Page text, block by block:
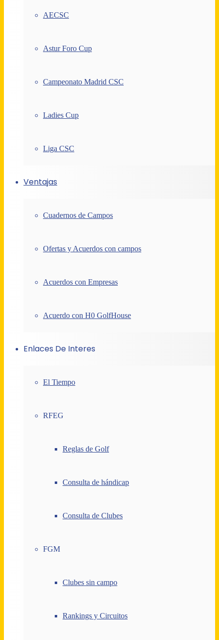
AECSC
Astur Foro Cup
Campeonato Madrid CSC
Ladies Cup
Liga CSC
Ventajas
Cuadernos de Campos
Ofertas y Acuerdos con campos
Acuerdos con Empresas
Acuerdo con H0 GolfHouse
Enlaces De Interes
El Tiempo
RFEG
Reglas de Golf
Consulta de hándicap
Consulta de Clubes
FGM
Clubes sin campo
Rankings y Circuitos